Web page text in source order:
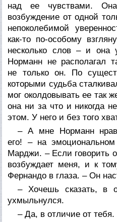
над ее чувствами.
возбуждение от одной
непоколебимой
как-то по-особому
несколько слов – и она
Норманн не располагал
не только он. По
которыми судьба
мог околдовывать ее так
она ни за что и никогда
этом. У него и без того
– А мне Норманн
его! – на
Марджи. – Если говорить
возбуждает меня, и к
Фернандо в глаза. – Он
– Хочешь сказать, в
ухмыльнулся.
– Да, в отличие от тебя.